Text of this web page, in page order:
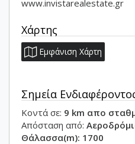
www.invistarealestate.gr
Χάρτης
Εμφάνιση Χάρτη
Σημεία
Κοντά σε: 9 km απο
Απόσταση από:
Θάλασσα(m): 1700